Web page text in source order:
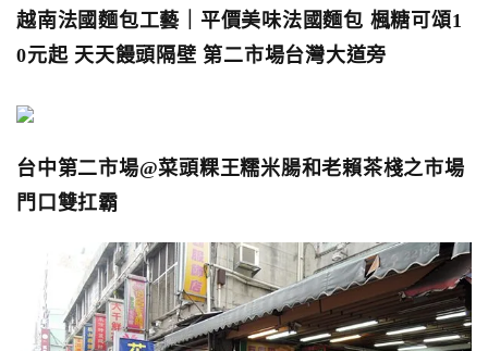
越南法國麵包工藝｜平價美味法國麵包 楓糖可頌1
0元起 天天饅頭隔壁 第二市場台灣大道旁
台中第二市場@菜頭粿王糯米腸和老賴茶棧之市場
門口雙扛霸